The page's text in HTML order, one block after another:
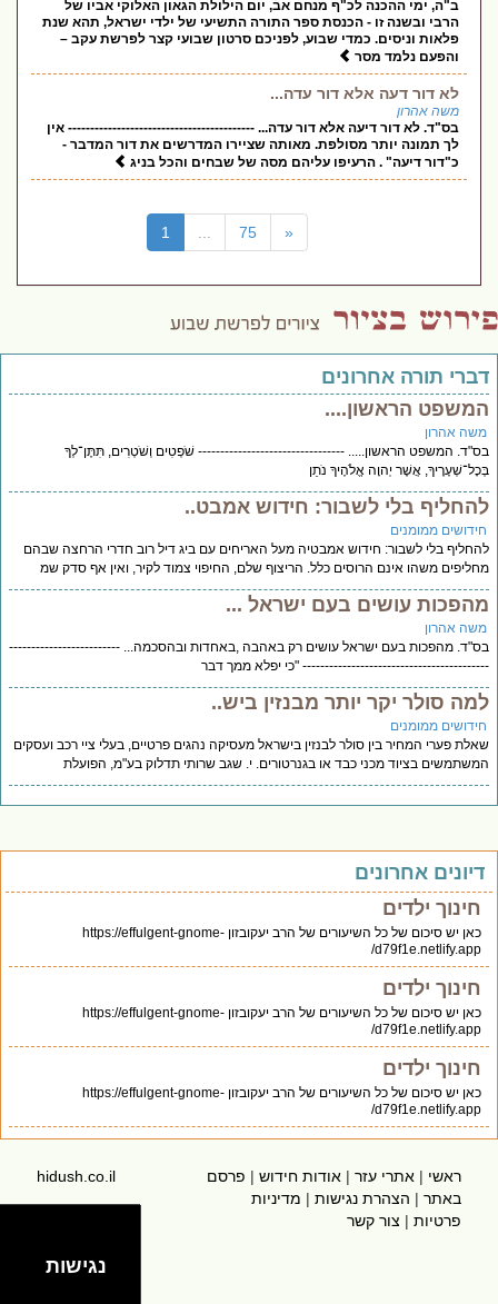
ב"ה, ימי ההכנה לכ"ף מנחם אב, יום הילולת הגאון האלוקי אביו של
הרבי ובשנה זו - הכנסת ספר התורה התשיעי של ילדי ישראל, תהא שנת
פלאות וניסים. כמדי שבוע, לפניכם סרטון שבועי קצר לפרשת עקב –
והפעם נלמד מסר
לא דור דעה אלא דור עדה...
משה אהרון
בס"ד. לא דור דיעה אלא דור עדה... ------------------------------------------ אין
לך תמונה יותר מסולפת. מאותה שציירו המדרשים את דור המדבר -
כ"דור דיעה" . הרעיפו עליהם מסה של שבחים והכל בניג
1 75 «
דברי תורה אחרונים
המשפט הראשון....
משה אהרון
בס"ד. המשפט הראשון..... --------------------------------- שֹׁפְטִים וְשֹׁטְרִים, תִּתֶּן־לְךָ
בְּכָל־שְׁעָרֶיךָ, אֲשֶׁר יְהוָה אֱלֹהֶיךָ נֹתֵן
להחליף בלי לשבור: חידוש אמבט..
חידושים ממומנים
להחליף בלי לשבור: חידוש אמבטיה מעל האריחים עם ביג דיל רוב חדרי הרחצה שבהם
מחליפים משהו אינם הרוסים כלל. הריצוף שלם, החיפוי צמוד לקיר, ואין אף סדק שמ
מהפכות עושים בעם ישראל ...
משה אהרון
בס"ד. מהפכות בעם ישראל עושים רק באהבה ,באחדות ובהסכמה... -------------------------
------------------------------------------ "כי יפלא ממך דבר
למה סולר יקר יותר מבנזין ביש..
חידושים ממומנים
שאלת פערי המחיר בין סולר לבנזין בישראל מעסיקה נהגים פרטיים, בעלי ציי רכב ועסקים
המשתמשים בציוד מכני כבד או בגנרטורים. י. שגב שרותי תדלוק בע"מ, הפועלת
דיונים אחרונים
חינוך ילדים
כאן יש סיכום של כל השיעורים של הרב יעקובזון https://effulgent-gnome-
d79f1e.netlify.app/
חינוך ילדים
כאן יש סיכום של כל השיעורים של הרב יעקובזון https://effulgent-gnome-
d79f1e.netlify.app/
חינוך ילדים
כאן יש סיכום של כל השיעורים של הרב יעקובזון https://effulgent-gnome-
d79f1e.netlify.app/
ראשי | אתרי עזר | אודות חידוש | פרסם
באתר | הצהרת נגישות | מדיניות
פרטיות | צור קשר
hidush.co.il
נגישות